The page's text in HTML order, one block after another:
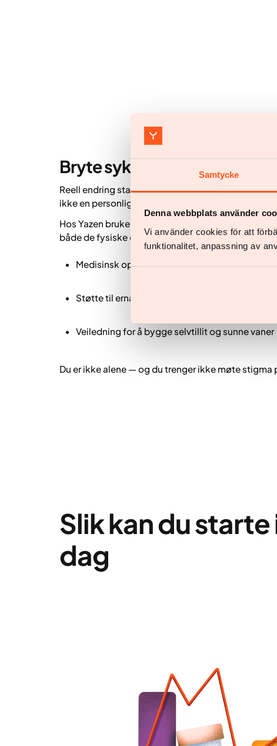
Samtycke
Denna webbplats använder
Vi använder cookies för att
funktionalitet, anpassning av
Bryte syklusen
Reell endring starter med respekt. Vektstigma er
ikke en personlig svakhet.
Hos Yazen bruker vi en helhetlig tilnærming ledet
både de fysiske og psykiske sidene ved vekt.
Medisinsk oppfølging og hormonkartlegging
Støtte til ernæring, bevegelse og søvn
Veiledning for å bygge selvtillit og sunne vaner
Du er ikke alene — og du trenger ikke møte stigma
Slik kan du starte
dag